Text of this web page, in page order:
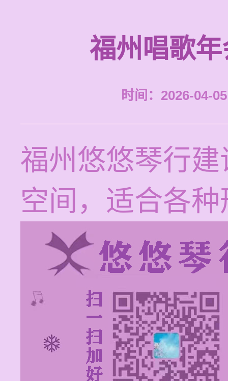
福州唱歌
时间：2026-04-
福州悠悠琴行
空间，适合各